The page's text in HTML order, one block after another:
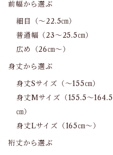
前幅から選ぶ
細目（～22.5㎝）
普通幅（23～25.5㎝）
広め（26㎝～）
身丈から選ぶ
身丈Sサイズ（～155㎝）
身丈Mサイズ（155.5～164.5
㎝）
身丈Lサイズ（165㎝～）
裄丈から選ぶ